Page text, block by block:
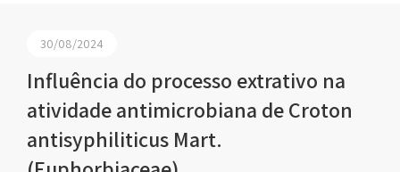
30/08/2024
Influência do processo extrativo na
atividade antimicrobiana de Croton
antisyphiliticus Mart.